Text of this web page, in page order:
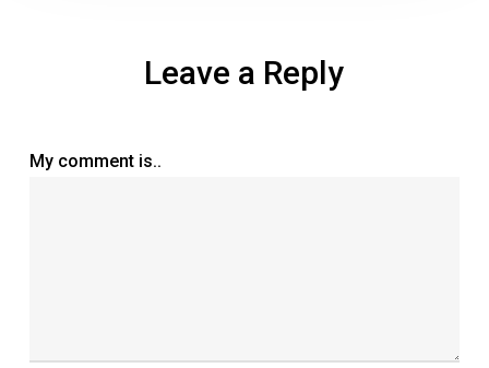
Leave a Reply
My comment is..